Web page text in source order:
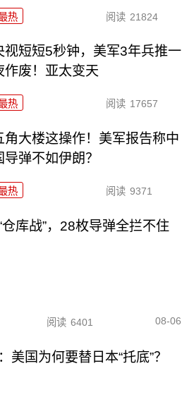
热 阅读 21824
视短短5秒钟，美军3年兵推一
作废！亚太变天
热 阅读 17657
角大楼这操作！美军报告称中
导弹不如伊朗？
热 阅读 9371
库战”，28枚导弹全拦不住
阅读 6401 08-06
美国为何要替日本“托底”？